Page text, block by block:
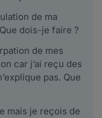
de ma
dois-je faire ?
de mes
car j’ai reçu des
pas. Que
mais je reçois de